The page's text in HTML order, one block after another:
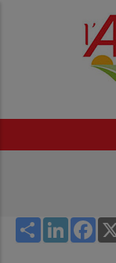
Share LinkedIn